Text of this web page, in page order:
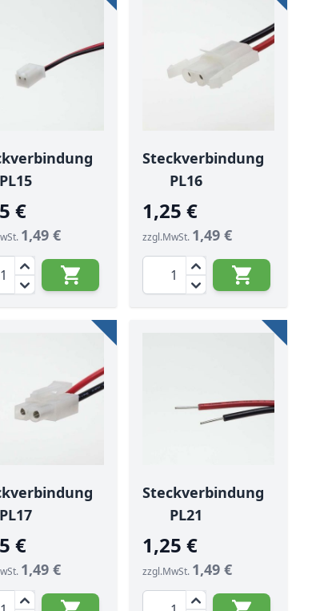
PL15
€
1,49 €
Steckverbindung
PL16
1,25 €
zzgl.MwSt. 1,49 €
Menge
PL17
€
1,49 €
Steckverbindung
PL21
1,25 €
zzgl.MwSt. 1,49 €
Menge